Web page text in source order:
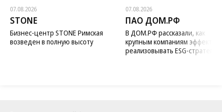
07.08.2026
STONE
Бизнес-центр STONE Римская
возведен в полную высоту
07.08.2026
ПАО ДОМ.РФ
В ДОМ.РФ рассказали, как
крупным компаниям
реализовывать ESG-стратегию